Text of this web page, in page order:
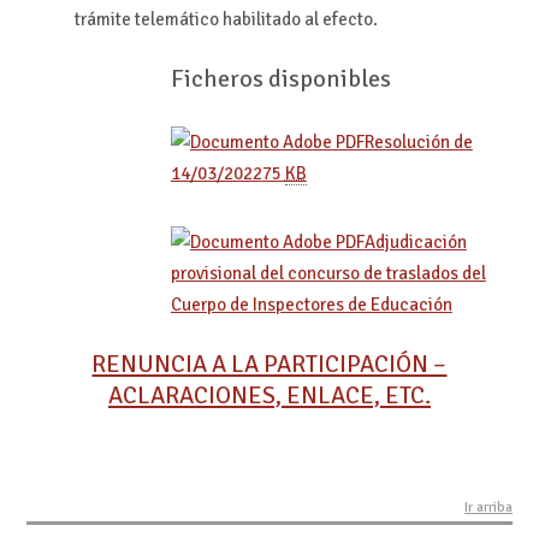
trámite telemático habilitado al efecto.
Ficheros disponibles
Resolución de
14/03/202275 KB
Adjudicación
provisional del concurso de traslados del
Cuerpo de Inspectores de Educación
RENUNCIA A LA PARTICIPACIÓN –
ACLARACIONES, ENLACE, ETC.
Ir arriba